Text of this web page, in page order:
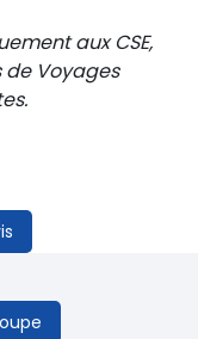
aux CSE,
de Voyages